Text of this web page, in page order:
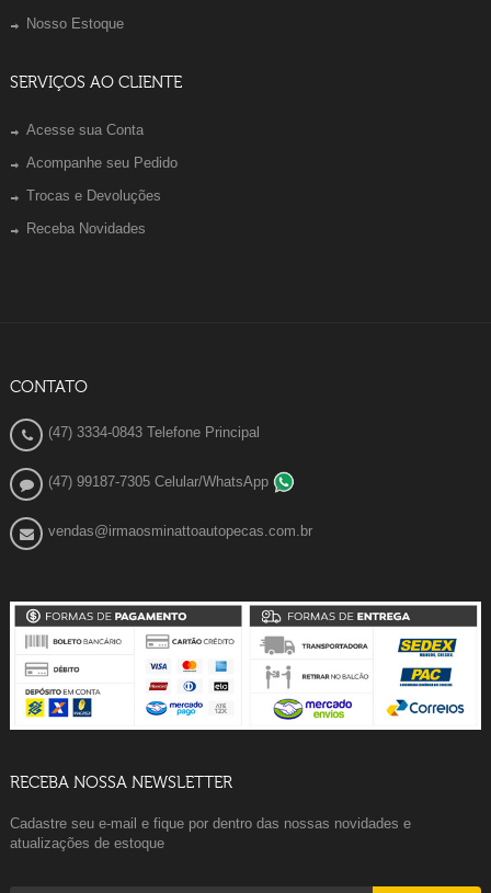
Nosso Estoque
SERVIÇOS AO CLIENTE
Acesse sua Conta
Acompanhe seu Pedido
Trocas e Devoluções
Receba Novidades
CONTATO
(47) 3334-0843 Telefone Principal
(47) 99187-7305 Celular/WhatsApp
vendas@irmaosminattoautopecas.com.br
RECEBA NOSSA NEWSLETTER
Cadastre seu e-mail e fique por dentro das nossas novidades e
atualizações de estoque